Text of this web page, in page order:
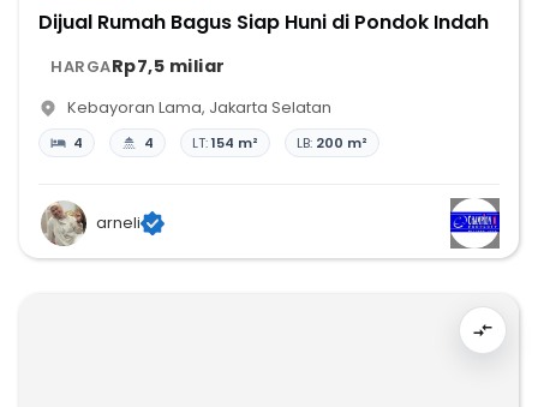
Dijual Rumah Bagus Siap Huni di Pondok Indah
HARGARp7,5 miliar
Kebayoran Lama, Jakarta Selatan
4 4 LT:154 m² LB: 200 m²
arneli